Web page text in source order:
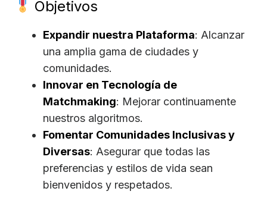
Objetivos
Expandir nuestra Plataforma: Alcanzar
una amplia gama de ciudades y
comunidades.
Innovar en Tecnología de
Matchmaking: Mejorar continuamente
nuestros algoritmos.
Fomentar Comunidades Inclusivas y
Diversas: Asegurar que todas las
preferencias y estilos de vida sean
bienvenidos y respetados.